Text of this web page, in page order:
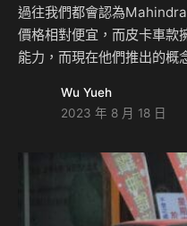
過往我們都會認為
價格相對便宜，而皮卡車款
能力，而現在他們推出的概
似，超高的離地高更讓車輛
只是概念，但已經讓人期
件，雖然這樣的配置對於
於一輛越野車來說似乎也
的防撞桿配置相當特別，
Wu Yueh
2023 年 8 月 18 日